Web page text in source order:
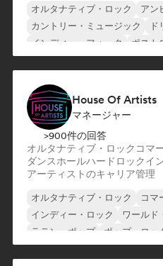
オルタナティブ・ロック アン
カントリー・ミュージック
ド
インディー・フォーク
ポスト
House Of Artists
マネージャー
>900件の回答
オルタナティブ・ロック コマ
ダンスホールハードロックイ
アーティストのキャリア管理
オルタナティブ・ロック
コマ
インディー・ロック
ワールド
ラテン・ポップ
ポップ・ロッ